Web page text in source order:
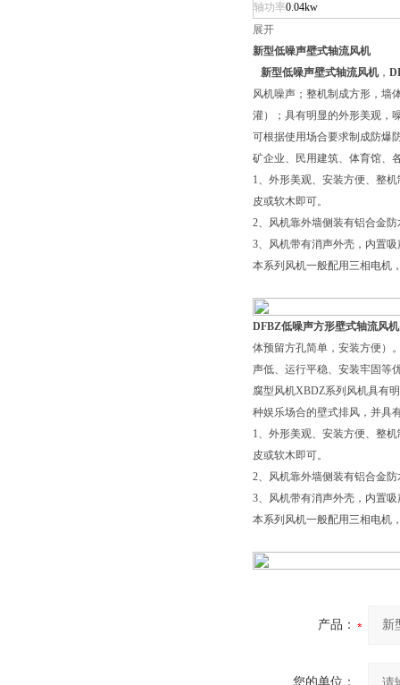
轴功率0.04kw
展开
新型低噪声壁式轴流风机
新型低噪声壁式轴流风机，
风机噪声；整机制成方形，墙
灌）；具有明显的外形美观，
可根据使用场合要求制成防爆
矿企业、民用建筑、体育馆、
1、外形美观、安装方便、整
皮或软木即可。
2、风机靠外墙侧装有铝合金
3、风机带有消声外壳，内置
本系列风机一般配用三相电机
DFBZ低噪声方形壁式轴流风机
体预留方孔简单，安装方便）
声低、运行平稳、安装牢固等
腐型风机XBDZ系列风机具有
种娱乐场合的壁式排风，并具
1、外形美观、安装方便、整
皮或软木即可。
2、风机靠外墙侧装有铝合金
3、风机带有消声外壳，内置
本系列风机一般配用三相电机
产品：
您的单位：